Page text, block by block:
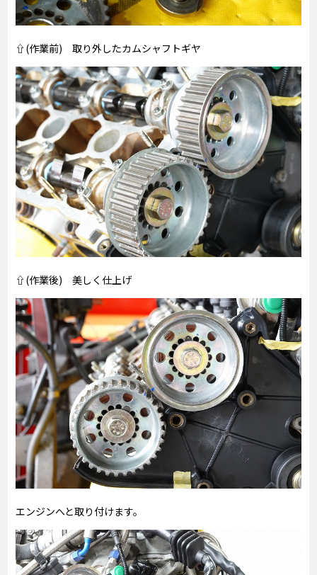
⇧(作業前) 取り外したカムシャフトギヤ
⇧(作業後) 美しく仕上げ
エンジンへと取り付けます。